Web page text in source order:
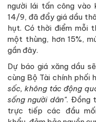
người lái tấn công vào
14/9, đã đẩy giá dầu
hụt. Có thời điểm mỗi
một thùng, hơn 15%,
gần đây.
Dự báo giá xăng dầu
cùng Bộ Tài chính phối
sốc, không tác động
sống người dân". Đồng
trực tiếp các đầu